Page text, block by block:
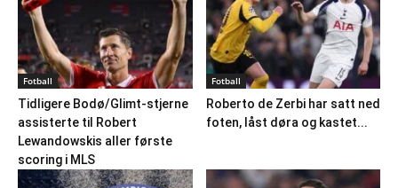
Fotball
Tidligere Bodø/Glimt-stjerne
assisterte til Robert
Lewandowskis aller første
scoring i MLS
Fotball
Roberto de Zerbi har satt ned
foten, låst døra og kastet...